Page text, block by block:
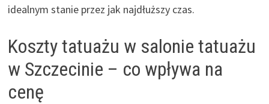
idealnym stanie przez jak najdłuższy czas.
Koszty tatuażu w salonie tatuażu
w Szczecinie – co wpływa na
cenę